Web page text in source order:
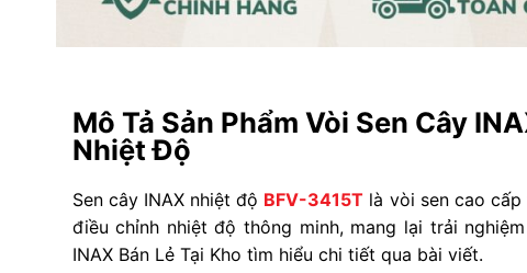
Mô Tả Sản Phẩm Vòi Sen Cây
Nhiệt Độ
Sen cây INAX nhiệt độ BFV-3415T là vòi sen cao
điều chỉnh nhiệt độ thông minh, mang lại trải
INAX Bán Lẻ Tại Kho tìm hiểu chi tiết qua bài viết.